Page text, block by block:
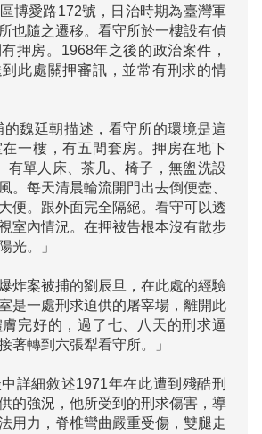
區博愛路172號，日治時期為臺灣軍
也隨之遷移。看守所於一樓設有偵
押房。1968年之後的政治案件，
此處關押審訊，並常有刑求的情
魏廷朝描述，看守所的環境是這
一樓，有五間套房。押房在地下
有單人床、茶几、椅子，無盥洗設
。每天清晨輪流開門出去倒便壺、
便。跟外面完全隔絕。看守可以透
室內情況。在押被告根本沒有散步
光。」
炸案被捕的劉辰旦，在此處的經驗
是一處刑求迫供的屠宰場，離開此
完好的，過了七、八天的刑求逼
著轉到六張犁看守所。」
詳細敘述1971年在此遭到殘酷刑
的強況，他所受到的刑求傷害，導
用力，脊椎彎曲嚴重受傷，雙腿走